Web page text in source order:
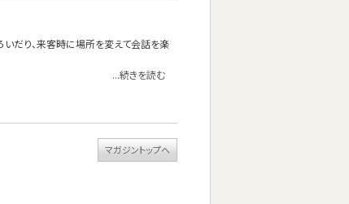
いだり、来客時に場所を変えて会話を楽
...続きを読む
マガジントップへ